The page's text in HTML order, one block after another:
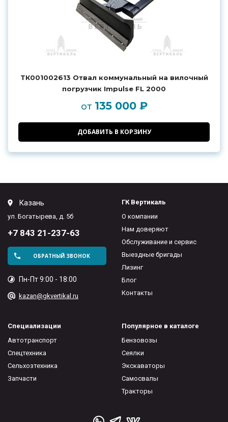
ТК001002613 Отвал коммунальный на вилочный
погрузчик Impulse FL 2000
от 135 000 ₽
ДОБАВИТЬ В КОРЗИНУ
Казань
ул. Богатырева, д. 5б
+7 843 21-237-63
ОБРАТНЫЙ ЗВОНОК
Пн-Пт 9:00 - 18:00
kazan@gkvertikal.ru
ГК Вертикаль
О компании
Нам доверяют
Обслуживание и сервис
Выездные бригады
Лизинг
Блог
Контакты
Специализации
Автотранспорт
Спецтехника
Сельхозтехника
Запчасти
Популярное в каталоге
Бензовозы
Сеялки
Экскаваторы
Самосвалы
Тракторы